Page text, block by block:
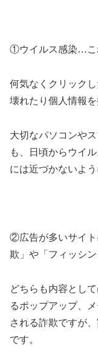
①ウイルス感染…こ
何気なくクリック
壊れたり個人情報
大切なパソコンや
も、日頃からウイ
には近づかないよう
②広告が多いサイト
欺」や「フィッシ
どちらも内容とし
るポップアップ、
される詐欺ですが
です。